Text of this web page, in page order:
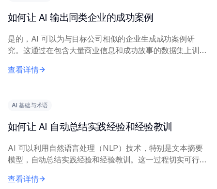
如何让 AI 输出同类企业的成功案例
是的，AI 可以为与目标公司相似的企业生成成功案例研
究。这通过在包含大量商业信息和成功故事的数据集上训练
AI 提供精确的查询内容，包括具体...
查看详情
AI 基础与术语
如何让 AI 自动总结实践经验和经验教训
AI 可以利用自然语言处理（NLP）技术，特别是文本摘要
模型，自动总结实践经验和经验教训。这一过程切实可行，
晰、完整的输入文本。关键技术包括抽取式...
查看详情